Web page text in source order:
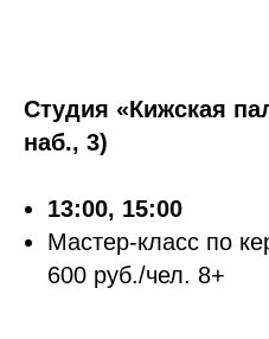
Студия «Кижская
наб., 3)
13:00, 15:00
Мастер-класс по
600 руб./чел. 8+